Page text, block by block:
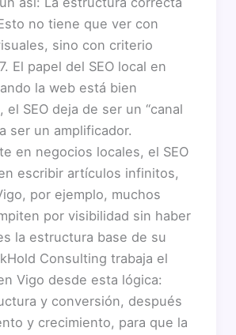
no tiene que ver con
sino con criterio
El papel del SEO local en
la web está bien
el SEO deja de ser un “canal
ser un amplificador.
en negocios locales, el SEO
escribir artículos infinitos,
por ejemplo, muchos
por visibilidad sin haber
la estructura base de su
Consulting trabaja el
Vigo desde esta lógica:
y conversión, después
y crecimiento, para que la